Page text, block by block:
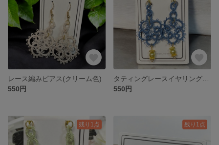
レース編みピアス(クリーム色)
550円
550円
残り1点 残り1点